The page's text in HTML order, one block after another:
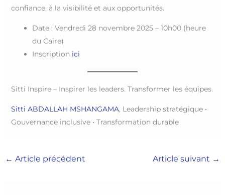
confiance, à la visibilité et aux opportunités.
Date : Vendredi 28 novembre 2025 – 10h00 (heure
du Caire)
Inscription ici
Sitti Inspire – Inspirer les leaders. Transformer les équipes.
Sitti ABDALLAH MSHANGAMA, Leadership stratégique •
Gouvernance inclusive • Transformation durable
← Article précédent Article suivant →